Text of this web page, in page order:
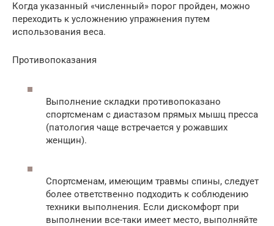
Когда указанный «численный» порог пройден, можно
переходить к усложнению упражнения путем
использования веса.
Противопоказания
Выполнение складки противопоказано
спортсменам с диастазом прямых мышц пресса
(патология чаще встречается у рожавших
женщин).
Спортсменам, имеющим травмы спины, следует
более ответственно подходить к соблюдению
техники выполнения. Если дискомфорт при
выполнении все-таки имеет место, выполняйте